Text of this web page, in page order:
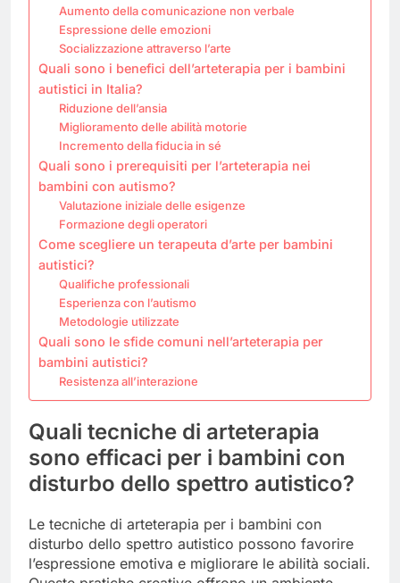
Aumento della comunicazione non verbale
Espressione delle emozioni
Socializzazione attraverso l’arte
Quali sono i benefici dell’arteterapia per i bambini
autistici in Italia?
Riduzione dell’ansia
Miglioramento delle abilità motorie
Incremento della fiducia in sé
Quali sono i prerequisiti per l’arteterapia nei
bambini con autismo?
Valutazione iniziale delle esigenze
Formazione degli operatori
Come scegliere un terapeuta d’arte per bambini
autistici?
Qualifiche professionali
Esperienza con l’autismo
Metodologie utilizzate
Quali sono le sfide comuni nell’arteterapia per
bambini autistici?
Resistenza all’interazione
Quali tecniche di arteterapia
sono efficaci per i bambini con
disturbo dello spettro autistico?
Le tecniche di arteterapia per i bambini con
disturbo dello spettro autistico possono favorire
l’espressione emotiva e migliorare le abilità sociali.